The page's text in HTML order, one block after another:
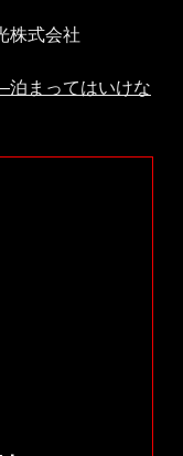
株式会社
泊まってはいけな